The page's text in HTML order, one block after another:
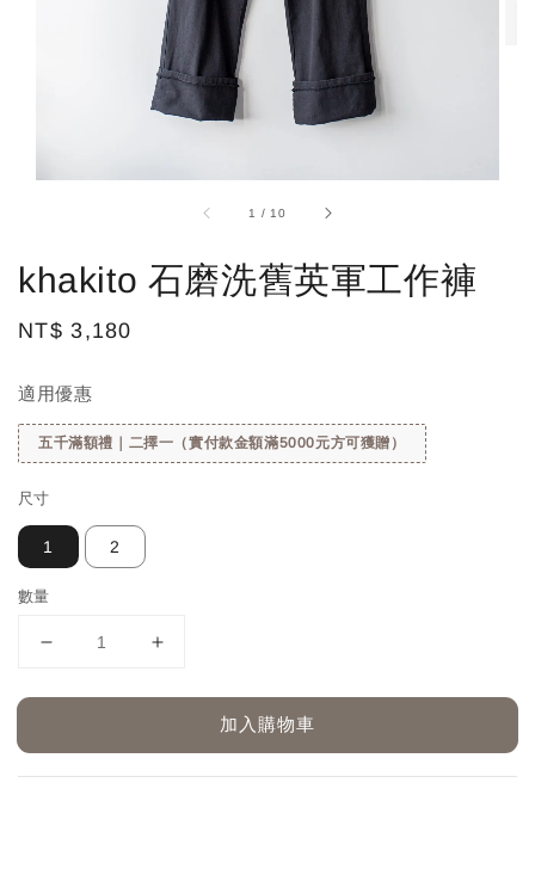
1 / 10
khakito 石磨洗舊英軍工作褲
Regular
NT$ 3,180
適用優惠
五千滿額禮｜二擇一（實付款金額滿5000元方可獲贈）
尺寸
1 2
數量
加入購物車